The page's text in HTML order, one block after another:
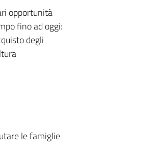
opportunità
fino ad oggi:
degli
le famiglie